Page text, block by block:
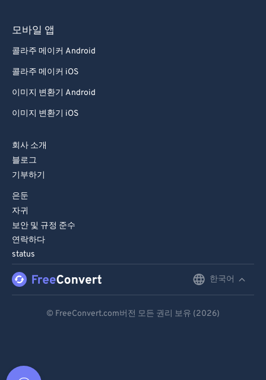
모바일 앱
콜라주 메이커 Android
콜라주 메이커 iOS
이미지 변환기 Android
이미지 변환기 iOS
회사 소개
블로그
기부하기
은둔
자귀
보안 및 규정 준수
연락하다
status
한국어
© FreeConvert.com버전 모든 권리 보유 (2026)